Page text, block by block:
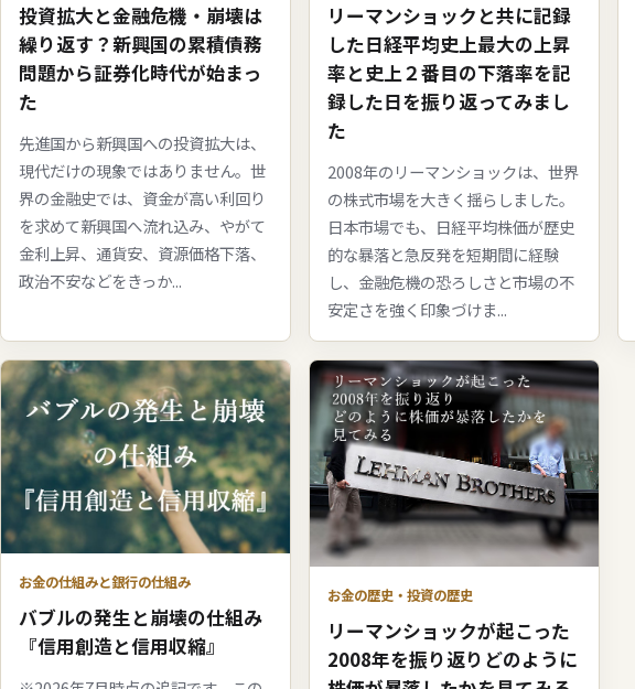
投資拡大と金融危機・崩壊は
繰り返す？新興国の累積債務
問題から証券化時代が始まっ
た
先進国から新興国への投資拡大は、
現代だけの現象ではありません。世
界の金融史では、資金が高い利回り
を求めて新興国へ流れ込み、やがて
金利上昇、通貨安、資源価格下落、
政治不安などをきっか...
リーマンショックと共に記録
した日経平均史上最大の上昇
率と史上２番目の下落率を記
録した日を振り返ってみまし
た
2008年のリーマンショックは、世界
の株式市場を大きく揺らしました。
日本市場でも、日経平均株価が歴史
的な暴落と急反発を短期間に経験
し、金融危機の恐ろしさと市場の不
安定さを強く印象づけま...
お金の仕組みと銀行の仕組み
バブルの発生と崩壊の仕組み
『信用創造と信用収縮』
お金の歴史・投資の歴史
リーマンショックが起こった
2008年を振り返りどのように